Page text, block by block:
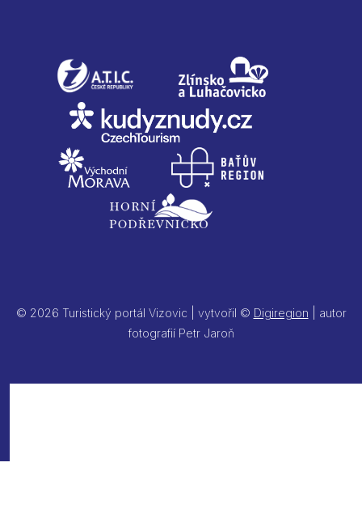
© 2026 Turistický portál Vizovic | vytvořil © Digiregion | autor
fotografií Petr Jaroň